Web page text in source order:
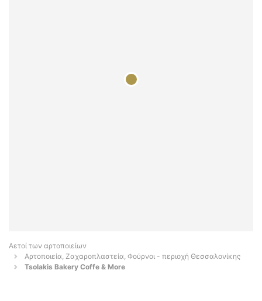
Αετοί των αρτοποιείων
Αρτοποιεία, Ζαχαροπλαστεία, Φούρνοι - περιοχή Θεσσαλονίκης
Tsolakis Bakery Coffe & More